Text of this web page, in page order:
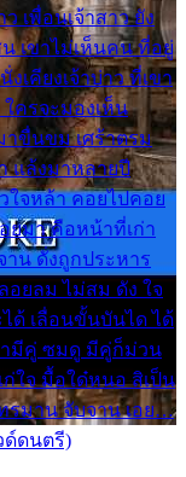
เพื่อนเจ้าสาว ยัง
เขาไม่เห็นคน ที่อยู่
เคียงเจ้าบ่าว ที่เขา
ใครจะมองเห็น
าขื่นขม เศร้าตรม
แล้งมาหลายปี
ใจหล้า คอยไปคอย
ยมา คือหน้าที่เก่า
าน ดั่งถูกประหาร
อยลม ไม่สม ดัง ใจ
ด้ เลื่อนขั้นบันได ได้
ามีคู่ ซมดู มีคู่ก็ม่วน
ใจ มื้อใด๋หนอ สิเป็น
รมาน จับจาน เอย…
ด์ดนตรี)